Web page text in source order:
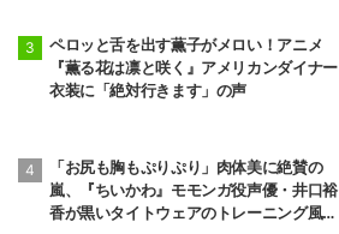
ペロッと舌を出す薫子がメロい！アニメ
『薫る花は凛と咲く』アメリカンダイナー
衣装に「絶対行きます」の声
「お尻も胸もぷりぷり」肉体美に絶賛の
嵐、『ちいかわ』モモンガ役声優・井口裕
香が黒いタイトウェアのトレーニング風景